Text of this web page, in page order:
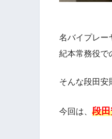
名バイプレー
紀本常務役で
そんな段田安
今回は、 段